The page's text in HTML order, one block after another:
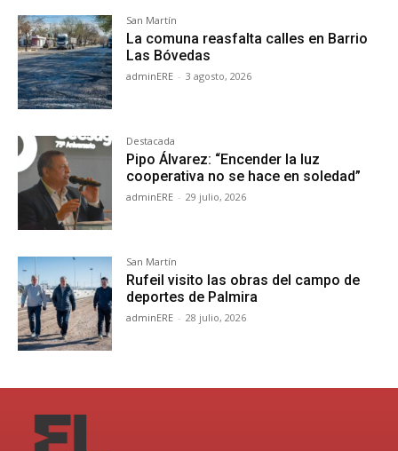
San Martín
La comuna reasfalta calles en Barrio
Las Bóvedas
adminERE - 3 agosto, 2026
Destacada
Pipo Álvarez: “Encender la luz
cooperativa no se hace en soledad”
adminERE - 29 julio, 2026
San Martín
Rufeil visito las obras del campo de
deportes de Palmira
adminERE - 28 julio, 2026